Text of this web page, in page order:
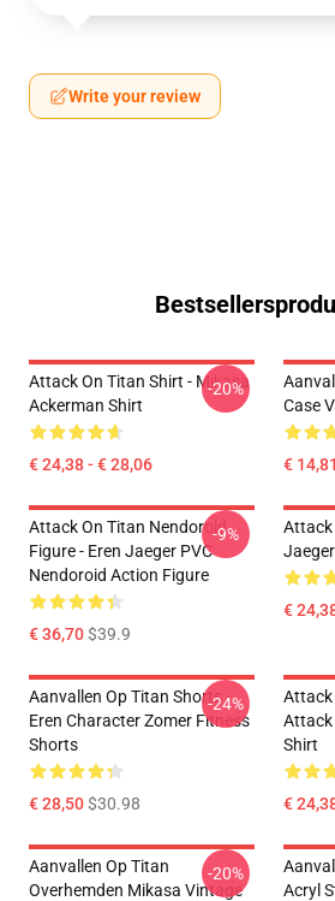
Write your review
Attack On Titan Shirt - Mikasa
Ackerman Shirt
€ 24,38 - € 28,06
-20%
Case
€
Attack On Titan Nendoroid
Figure - Eren Jaeger PVC
Nendoroid Action Figure
€ 36,70$39.9
-9%
Attack
€
Aanvallen Op Titan Shorts -
Eren Character Zomer Fitness
Shorts
€ 28,50$30.98
-24%
Attack
Attack
Shirt
€
Aanvallen Op Titan
Overhemden Mikasa Vintage
-20%
Acryl